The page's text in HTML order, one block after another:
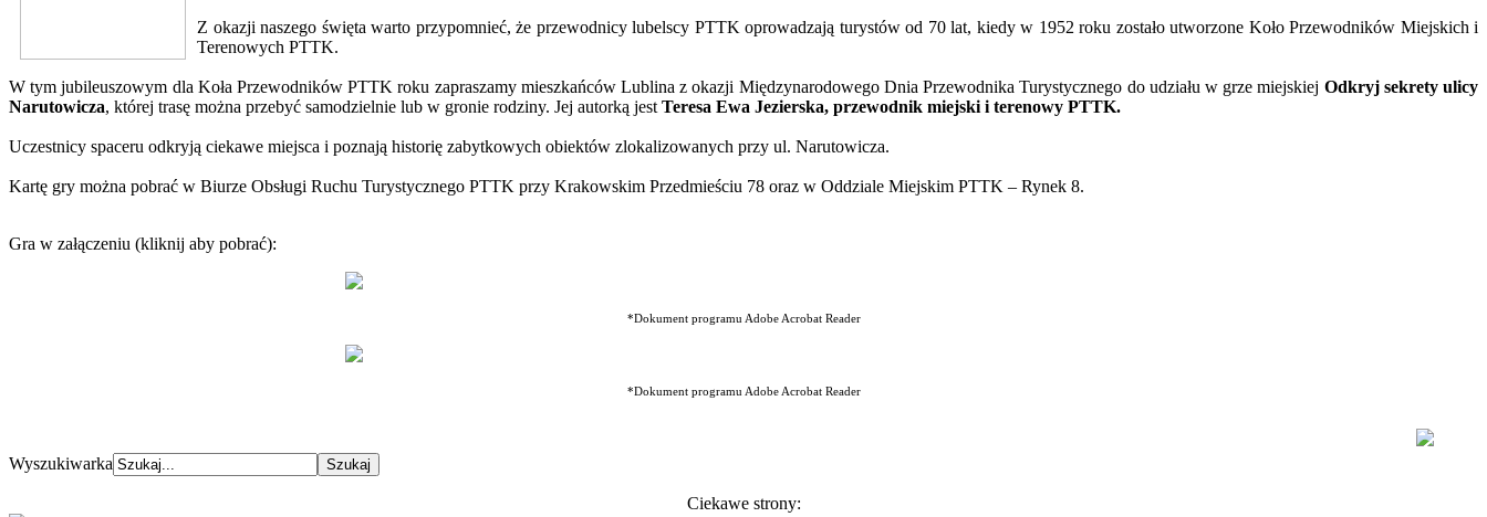
Z okazji naszego święta warto przypomnieć, że przewodnicy lubelscy PTTK oprowadzają turystów od 70 lat, kiedy w 1952 roku zostało utworzone Koło Przewodników Miejskich i
Terenowych PTTK.
W tym jubileuszowym dla Koła Przewodników PTTK roku zapraszamy mieszkańców Lublina z okazji Międzynarodowego Dnia Przewodnika Turystycznego do udziału w grze miejskiej Odkryj sekrety ulicy
Narutowicza, której trasę można przebyć samodzielnie lub w gronie rodziny. Jej autorką jest Teresa Ewa Jezierska, przewodnik miejski i terenowy PTTK.
Uczestnicy spaceru odkryją ciekawe miejsca i poznają historię zabytkowych obiektów zlokalizowanych przy ul. Narutowicza.
Kartę gry można pobrać w Biurze Obsługi Ruchu Turystycznego PTTK przy Krakowskim Przedmieściu 78 oraz w Oddziale Miejskim PTTK – Rynek 8.
Gra w załączeniu (kliknij aby pobrać):
*Dokument programu Adobe Acrobat Reader
*Dokument programu Adobe Acrobat Reader
Wyszukiwarka
Ciekawe strony: